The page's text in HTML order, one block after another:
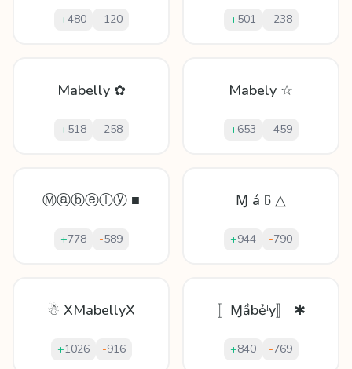
+480 -120 +501 -238
Mabelly ✿
+518 -258
Mabely ☆
+653 -459
Ⓜⓐⓑⓔⓛⓨ ■
+778 -589
Ɱ á ƃ △
+944 -790
☃ XMabellyX
+1026 -916
〚Ɱầbẻˡy〛 ✱
+840 -769